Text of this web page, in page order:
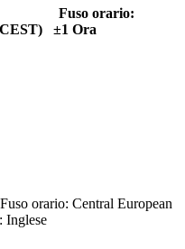
Fuso orario:
±1 Ora
Fuso orario: Central European
Inglese